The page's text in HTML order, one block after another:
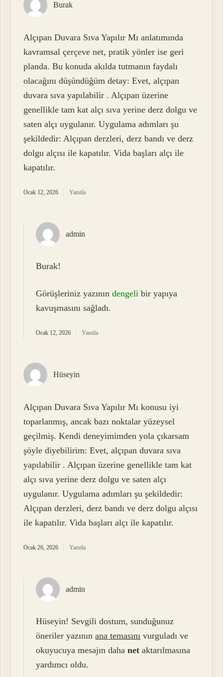
Burak
Alçıpan Duvara Sıva Yapılır Mı anlatımında
kavramsal çerçeve net, pratik yönler ise geri
planda. Bu konuda akılda tutmanın faydalı
olacağını düşündüğüm detay: Evet, alçıpan
duvara sıva yapılabilir . Alçıpan üzerine
genellikle tam kat alçı sıva yerine derz dolgu ve
saten alçı uygulanır. Uygulama adımları şu
şekildedir: Alçıpan derzleri, derz bandı ve derz
dolgu alçısı ile kapatılır. Vida başları alçı ile
kapatılır.
Ocak 12, 2026 Yanıtla
admin
Burak!
Görüşleriniz yazınındengeli bir yapıya
kavuşmasını sağladı.
Ocak 12, 2026 Yanıtla
Hüseyin
Alçıpan Duvara Sıva Yapılır Mı konusu iyi
toparlanmış, ancak bazı noktalar yüzeysel
geçilmiş. Kendi deneyimimden yola çıkarsam
şöyle diyebilirim: Evet, alçıpan duvara sıva
yapılabilir . Alçıpan üzerine genellikle tam kat
alçı sıva yerine derz dolgu ve saten alçı
uygulanır. Uygulama adımları şu şekildedir:
Alçıpan derzleri, derz bandı ve derz dolgu alçısı
ile kapatılır. Vida başları alçı ile kapatılır.
Ocak 26, 2026 Yanıtla
admin
Hüseyin! Sevgili dostum, sunduğunuz
öneriler yazınınana temasını vurguladı ve
okuyucuya mesajın dahanet aktarılmasına
yardımcı oldu.